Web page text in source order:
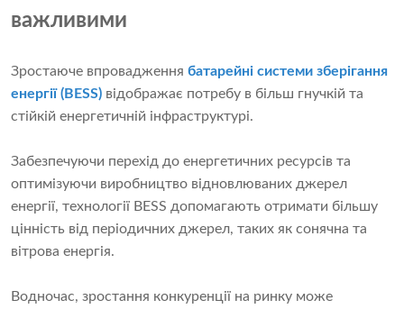
важливими
Зростаюче впровадження батарейні системи зберігання
енергії (BESS) відображає потребу в більш гнучкій та
стійкій енергетичній інфраструктурі.
Забезпечуючи перехід до енергетичних ресурсів та
оптимізуючи виробництво відновлюваних джерел
енергії, технології BESS допомагають отримати більшу
цінність від періодичних джерел, таких як сонячна та
вітрова енергія.
Водночас, зростання конкуренції на ринку може